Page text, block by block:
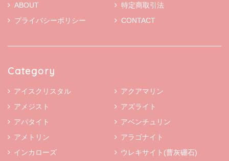
ABOUT
特定商取引法
プライバシーポリシー
CONTACT
Category
アイスクリスタル
アクアマリン
アメジスト
アズライト
アパタイト
アベンチュリン
アメトリン
アラゴナイト
インカローズ
ウレキサイト(曹灰硼石)